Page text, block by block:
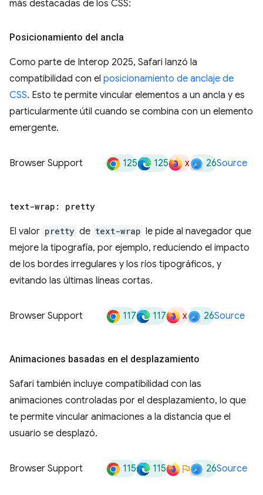
más destacadas de los CSS:
Posicionamiento del ancla
Como parte de Interop 2025, Safari lanzó la
compatibilidad con el posicionamiento de anclaje de
CSS. Esto te permite vincular elementos a un ancla y es
particularmente útil cuando se combina con un elemento
emergente.
Browser Support 125 125 x 26Source
text-wrap: pretty
El valor pretty de text-wrap le pide al navegador que
mejore la tipografía, por ejemplo, reduciendo el impacto
de los bordes irregulares y los ríos tipográficos, y
evitando las últimas líneas cortas.
Browser Support 117 117 x 26Source
Animaciones basadas en el desplazamiento
Safari también incluye compatibilidad con las
animaciones controladas por el desplazamiento, lo que
te permite vincular animaciones a la distancia que el
usuario se desplazó.
Browser Support 115 115 26Source